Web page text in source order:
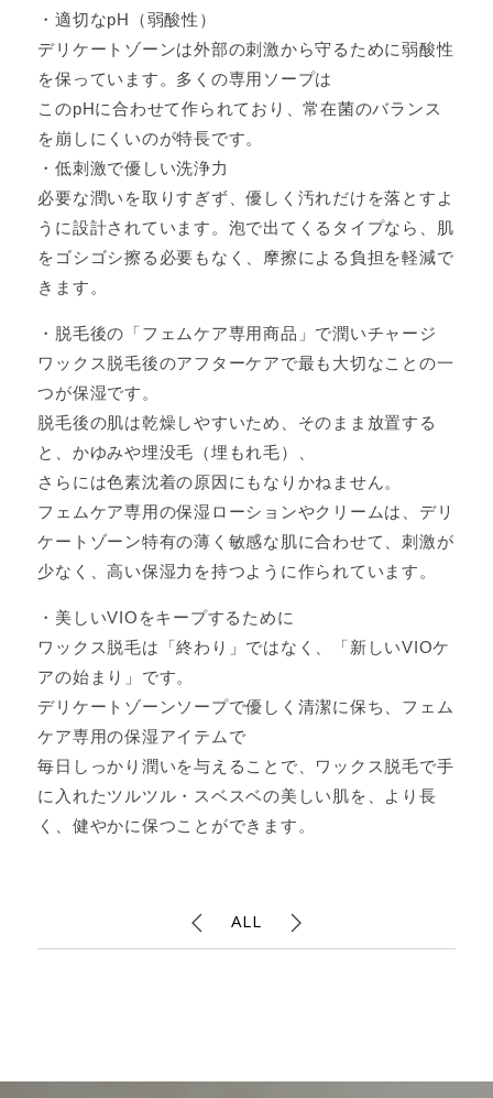
・適切なpH（弱酸性）
デリケートゾーンは外部の刺激から守るために弱酸性
を保っています。多くの専用ソープは
このpHに合わせて作られており、常在菌のバランス
を崩しにくいのが特長です。
・低刺激で優しい洗浄力
必要な潤いを取りすぎず、優しく汚れだけを落とすよ
うに設計されています。泡で出てくるタイプなら、肌
をゴシゴシ擦る必要もなく、摩擦による負担を軽減で
きます。
・脱毛後の「フェムケア専用商品」で潤いチャージ
ワックス脱毛後のアフターケアで最も大切なことの一
つが保湿です。
脱毛後の肌は乾燥しやすいため、そのまま放置する
と、かゆみや埋没毛（埋もれ毛）、
さらには色素沈着の原因にもなりかねません。
フェムケア専用の保湿ローションやクリームは、デリ
ケートゾーン特有の薄く敏感な肌に合わせて、刺激が
少なく、高い保湿力を持つように作られています。
・美しいVIOをキープするために
ワックス脱毛は「終わり」ではなく、「新しいVIOケ
アの始まり」です。
デリケートゾーンソープで優しく清潔に保ち、フェム
ケア専用の保湿アイテムで
毎日しっかり潤いを与えることで、ワックス脱毛で手
に入れたツルツル・スベスベの美しい肌を、より長
く、健やかに保つことができます。
ALL